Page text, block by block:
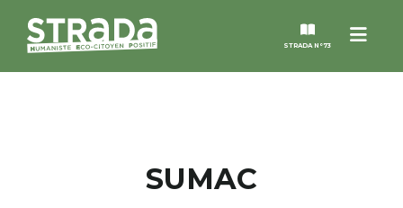
Menu
STRADA N°73
SUMAC